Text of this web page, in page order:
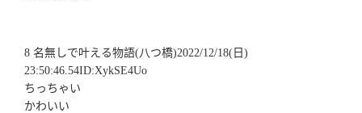
8 名無しで叶える物語(八つ橋)2022/12/18(日)
23:50:46.54ID:XykSE4Uo
ちっちゃい
かわいい